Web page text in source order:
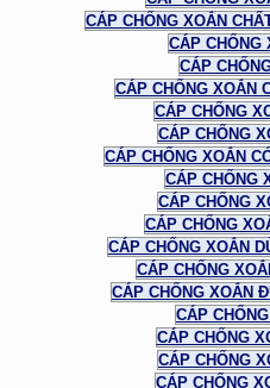
CÁP CHỐNG XOẮN
CÁP CHỐNG
CÁP
CÁP CHỐNG XOẮN
CÁP CHỐNG
CÁP CHỐNG
CÁP CHỐNG XOẮN
CÁP CHỐNG
CÁP CHỐNG
CÁP CHỐNG
CÁP CHỐNG XOẮN
CÁP CHỐNG
CÁP CHỐNG XOẮN
CÁP
CÁP CHỐNG
CÁP CHỐNG
CÁP CHỐNG